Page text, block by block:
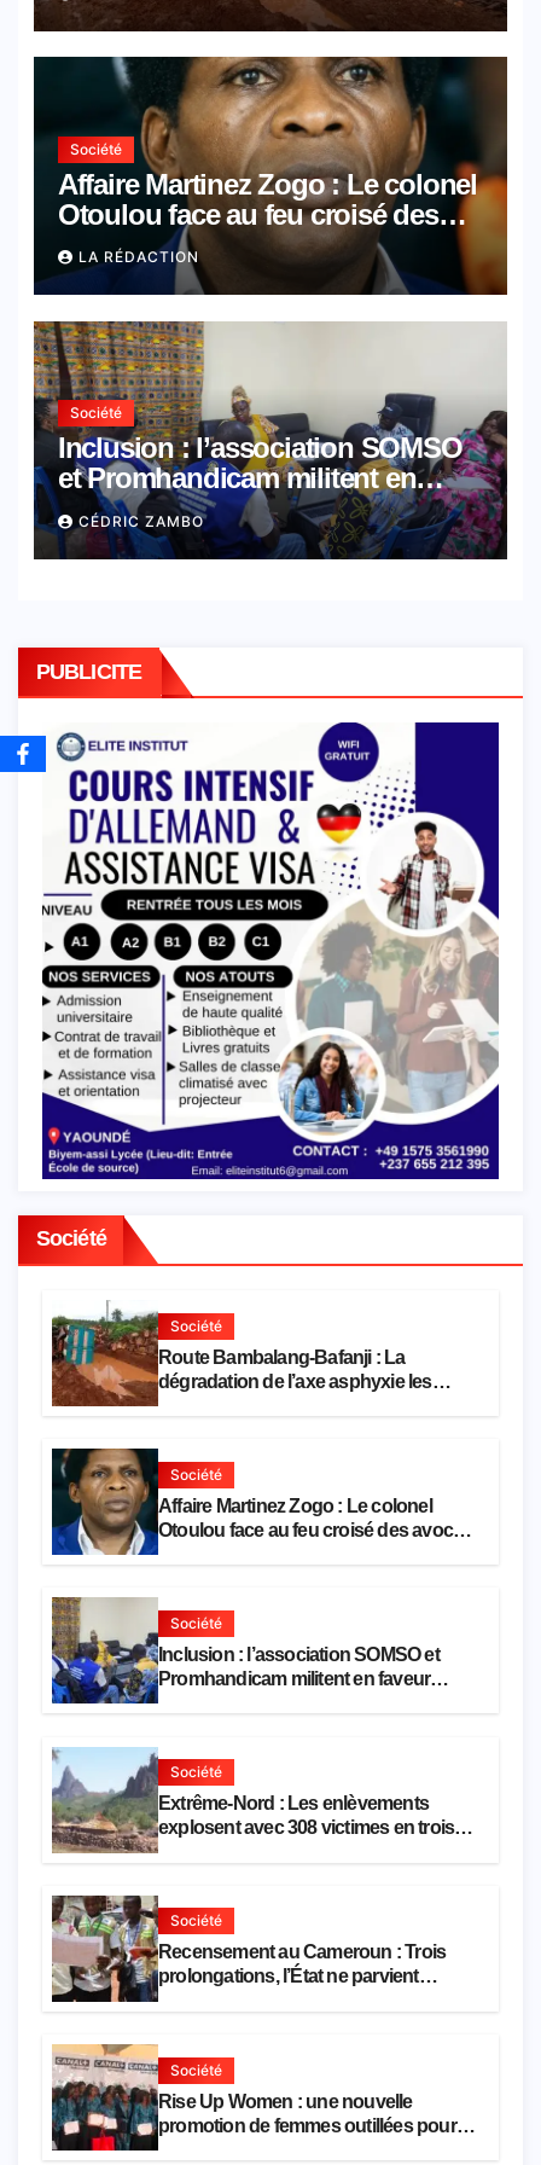
Société
Affaire Martinez Zogo : Le colonel
Otoulou face au feu croisé des
avocats de la défense
LA RÉDACTION
Société
Inclusion : l’association SOMSO
et Promhandicam militent en
faveur d’une réforme des
formations en hôtellerie-
restauration
CÉDRIC ZAMBO
PUBLICITE
Société
Société
Route Bambalang-Bafanji : La
dégradation de l’axe asphyxie les
Société
Affaire Martinez Zogo : Le colonel
Otoulou face au feu croisé des avocats
Société
Inclusion : l’association SOMSO et
Promhandicam militent en faveur
Société
Extrême-Nord : Les enlèvements
explosent avec 308 victimes en trois
Société
Recensement au Cameroun : Trois
prolongations, l’État ne parvient
Société
Rise Up Women : une nouvelle
promotion de femmes outillées pour